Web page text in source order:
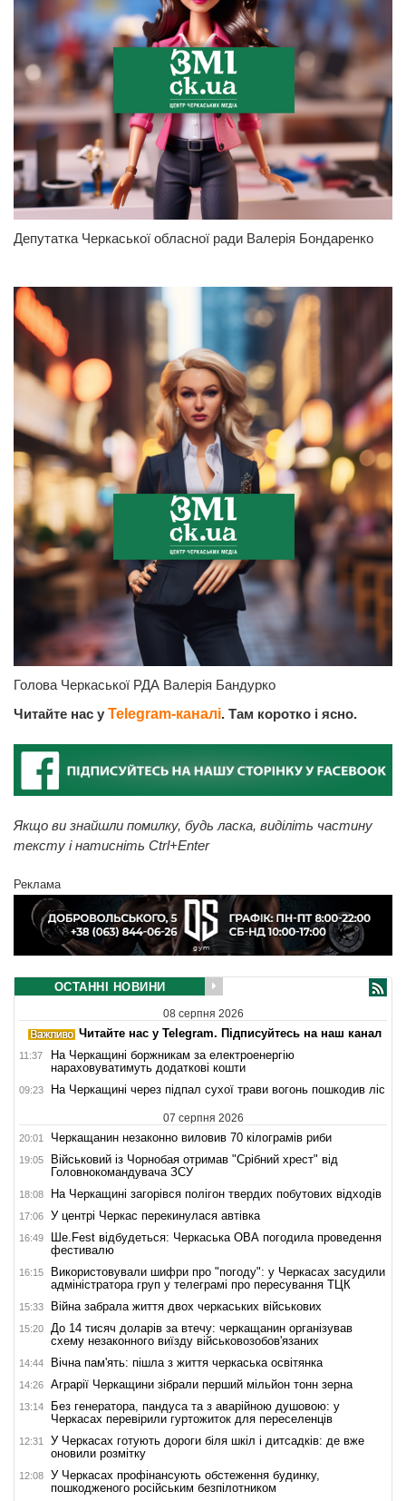
Депутатка Черкаської обласної ради Валерія Бондаренко
Голова Черкаської РДА Валерія Бандурко
Читайте нас у Telegram-каналі. Там коротко і ясно.
Якщо ви знайшли помилку, будь ласка, виділіть частину
тексту і натисніть Ctrl+Enter
Реклама
ОСТАННІ НОВИНИ
08 серпня 2026
Читайте нас у Telegram. Підписуйтесь на наш канал
11:37
На Черкащині боржникам за електроенергію
нараховуватимуть додаткові кошти
09:23 На Черкащині через підпал сухої трави вогонь пошкодив ліс
07 серпня 2026
20:01 Черкащанин незаконно виловив 70 кілограмів риби
19:05
Військовий із Чорнобая отримав "Срібний хрест" від
Головнокомандувача ЗСУ
18:08 На Черкащині загорівся полігон твердих побутових відходів
17:06 У центрі Черкас перекинулася автівка
16:49
Ше.Fest відбудеться: Черкаська ОВА погодила проведення
фестивалю
16:15
Використовували шифри про "погоду": у Черкасах засудили
адміністратора груп у телеграмі про пересування ТЦК
15:33 Війна забрала життя двох черкаських військових
15:20
До 14 тисяч доларів за втечу: черкащанин організував
схему незаконного виїзду військовозобов'язаних
14:44 Вічна пам'ять: пішла з життя черкаська освітянка
14:26 Аграрії Черкащини зібрали перший мільйон тонн зерна
13:14
Без генератора, пандуса та з аварійною душовою: у
Черкасах перевірили гуртожиток для переселенців
12:31
У Черкасах готують дороги біля шкіл і дитсадків: де вже
оновили розмітку
12:08
У Черкасах профінансують обстеження будинку,
пошкодженого російським безпілотником